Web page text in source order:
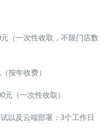
（一次性收取，不限门店数
按年收费）
元（一次性收取）
以及云端部署：3个工作日